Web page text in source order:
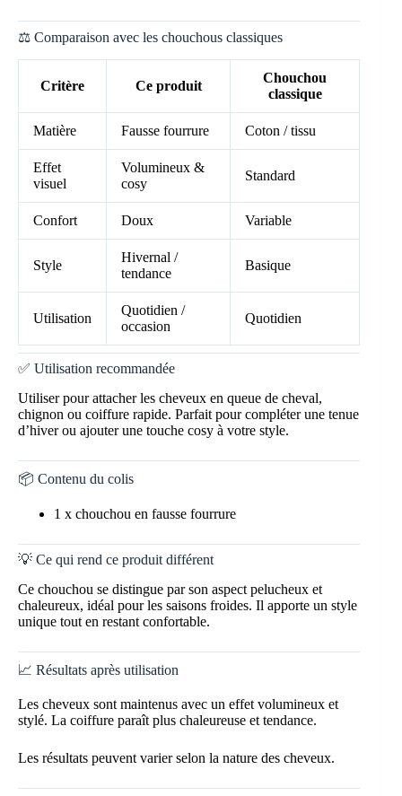
⚖️ Comparaison avec les chouchous classiques
Critère Ce produit
Chouchou
classique
Matière Fausse fourrure Coton / tissu
Effet
visuel
Volumineux &
cosy
Standard
Confort Doux Variable
Style
Hivernal /
tendance
Basique
Utilisation
Quotidien /
occasion
Quotidien
✅ Utilisation recommandée
Utiliser pour attacher les cheveux en queue de cheval,
chignon ou coiffure rapide. Parfait pour compléter une tenue
d’hiver ou ajouter une touche cosy à votre style.
📦 Contenu du colis
1 x chouchou en fausse fourrure
💡 Ce qui rend ce produit différent
Ce chouchou se distingue par son aspect pelucheux et
chaleureux, idéal pour les saisons froides. Il apporte un style
unique tout en restant confortable.
📈 Résultats après utilisation
Les cheveux sont maintenus avec un effet volumineux et
stylé. La coiffure paraît plus chaleureuse et tendance.
Les résultats peuvent varier selon la nature des cheveux.